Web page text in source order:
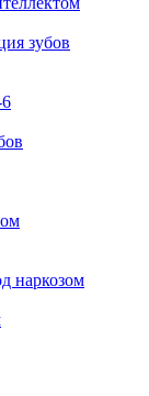
зубов
наркозом